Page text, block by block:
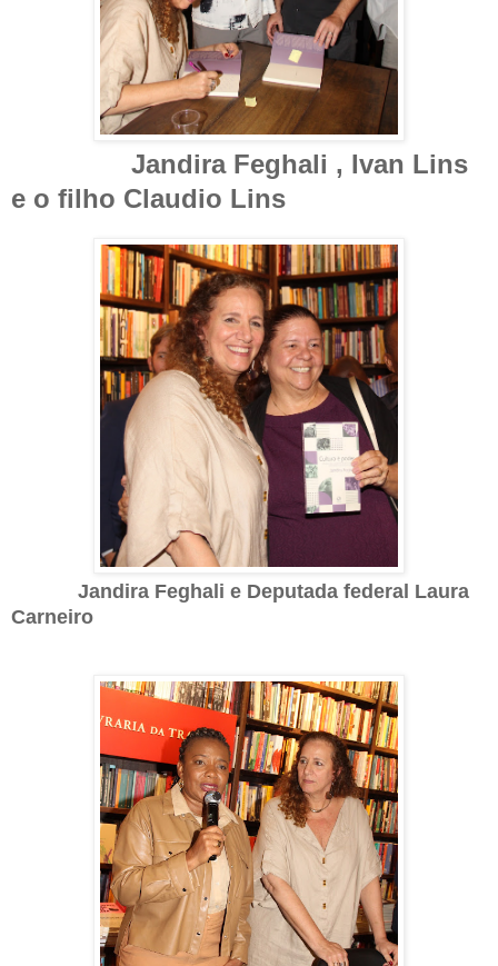
Jandira Feghali , Ivan Lins
e o filho Claudio Lins
Jandira Feghali e Deputada federal Laura
Carneiro